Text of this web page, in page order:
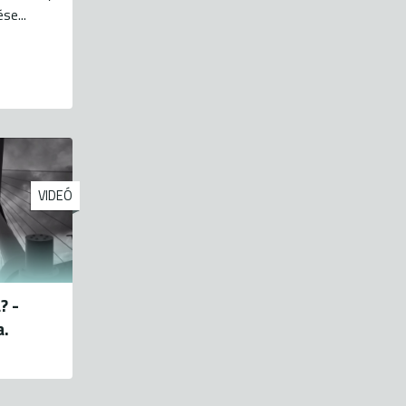
VIDEÓ
-